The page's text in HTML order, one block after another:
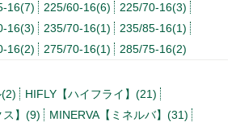
16(7) 225/60-16(6)
225/70-16(3)
16(3) 235/70-16(1)
235/85-16(1)
16(2) 275/70-16(1) 285/75-16(2)
HIFLY【ハイフライ】(21)
ス】(9)
MINERVA【ミネルバ】(31)